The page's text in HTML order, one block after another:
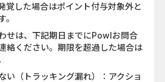
覚した場合はポイント付与対象外と
せは、下記期日までにPowlお問合
絡ください。期限を超過した場合は
い（トラッキング漏れ）：アクショ